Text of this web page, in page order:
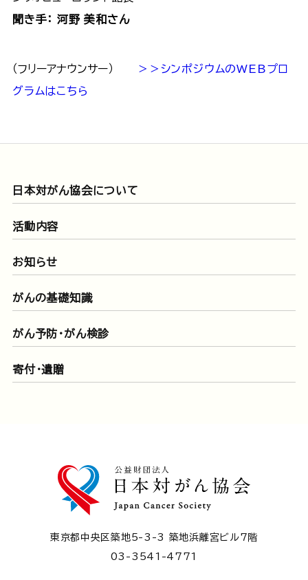
聞き手： 河野 美和さん
（フリーアナウンサー）
＞＞シンポジウムのWEBプロ
グラムはこちら
日本対がん協会について
活動内容
お知らせ
がんの基礎知識
がん予防・がん検診
寄付・遺贈
東京都中央区築地5-3-3 築地浜離宮ビル7階
03-3541-4771